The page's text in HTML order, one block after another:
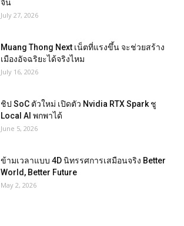
จีน
July 27, 2026
Muang Thong Next เน็ตที่แรงขึ้น จะช่วยสร้าง
เมืองอัจฉริยะได้จริงไหม
July 16, 2026
ชิป SoC ตัวใหม่ เปิดตัว Nvidia RTX Spark ชู
Local AI พกพาได้
June 5, 2026
ข้ามเวลาแบบ 4D นิทรรศการเสมือนจริง Better
World, Better Future
May 2, 2026